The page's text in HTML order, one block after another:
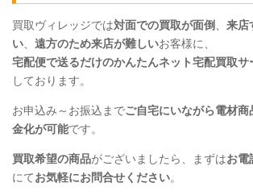
買取ヴィレッジでは対面での買取が面倒
来店
い
遠方のため来店が難しいお客様に、
宅配便で送るだけのかんたんネット宅配買取サ
しております。
お申込み～お振込までご自宅にいながら電材商
金化が可能です。
買取希望の商品がございましたら、まずはお電
にてお気軽にお問合せください。